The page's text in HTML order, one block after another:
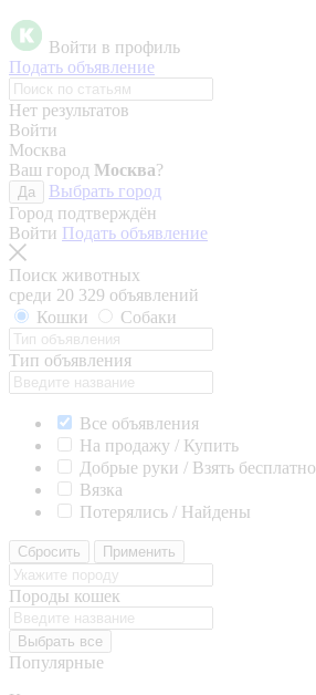
Войти в профиль
Подать объявление
Нет результатов
Войти
Москва
Ваш город Москва?
Да
Выбрать город
Город подтверждён
Войти Подать объявление
Поиск животных
среди 20 329 объявлений
Кошки
Собаки
Тип объявления
Все объявления
На продажу / Купить
Добрые руки / Взять бесплатно
Вязка
Потерялись / Найдены
Сбросить Применить
Породы кошек
Выбрать все
Популярные